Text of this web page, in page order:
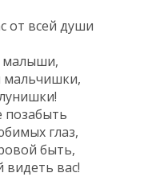
от всей души
малыши,
позабыть
глаз,
быть,
видеть вас!